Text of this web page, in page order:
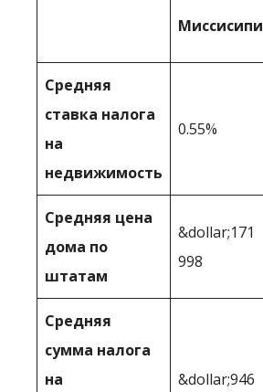
Миссисипи
Средняя
ставка налога
на
недвижимость
0.55%
Средняя цена
дома по
штатам
&dollar;171
998
Средняя
сумма налога
на
&dollar;946